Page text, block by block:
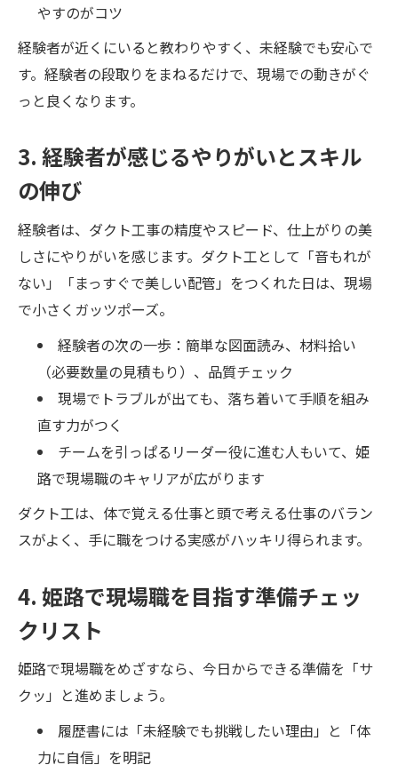
やすのがコツ
経験者が近くにいると教わりやすく、未経験でも安心で
す。経験者の段取りをまねるだけで、現場での動きがぐ
っと良くなります。
3. 経験者が感じるやりがいとスキル
の伸び
経験者は、ダクト工事の精度やスピード、仕上がりの美
しさにやりがいを感じます。ダクト工として「音もれが
ない」「まっすぐで美しい配管」をつくれた日は、現場
で小さくガッツポーズ。
経験者の次の一歩：簡単な図面読み、材料拾い
（必要数量の見積もり）、品質チェック
現場でトラブルが出ても、落ち着いて手順を組み
直す力がつく
チームを引っぱるリーダー役に進む人もいて、姫
路で現場職のキャリアが広がります
ダクト工は、体で覚える仕事と頭で考える仕事のバラン
スがよく、手に職をつける実感がハッキリ得られます。
4. 姫路で現場職を目指す準備チェッ
クリスト
姫路で現場職をめざすなら、今日からできる準備を「サ
クッ」と進めましょう。
履歴書には「未経験でも挑戦したい理由」と「体
力に自信」を明記